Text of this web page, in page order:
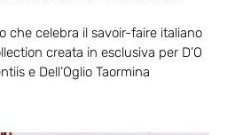
che celebra il savoir-faire italiano
creata in esclusiva per D’O
e Dell’Oglio Taormina